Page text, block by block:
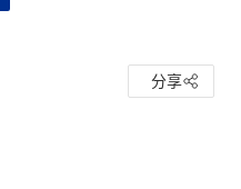
分享